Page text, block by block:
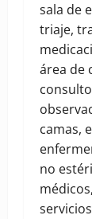
sala de
triaje,
área de
camas,
no